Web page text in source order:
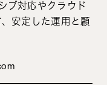
ブ対応やクラウド
安定した運用と顧